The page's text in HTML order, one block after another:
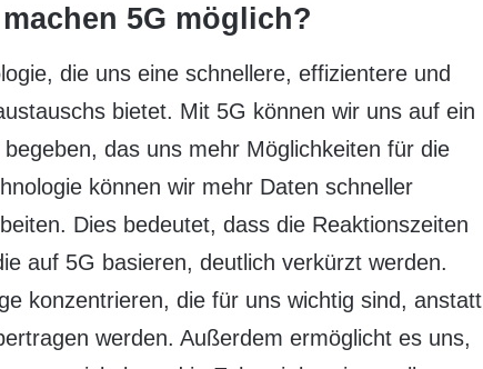
5G möglich?
die uns eine schnellere, effizientere und
bietet. Mit 5G können wir uns auf ein
das uns mehr Möglichkeiten für die
können wir mehr Daten schneller
Dies bedeutet, dass die Reaktionszeiten
auf 5G basieren, deutlich verkürzt werden.
konzentrieren, die für uns wichtig sind, anstatt
werden. Außerdem ermöglicht es uns,